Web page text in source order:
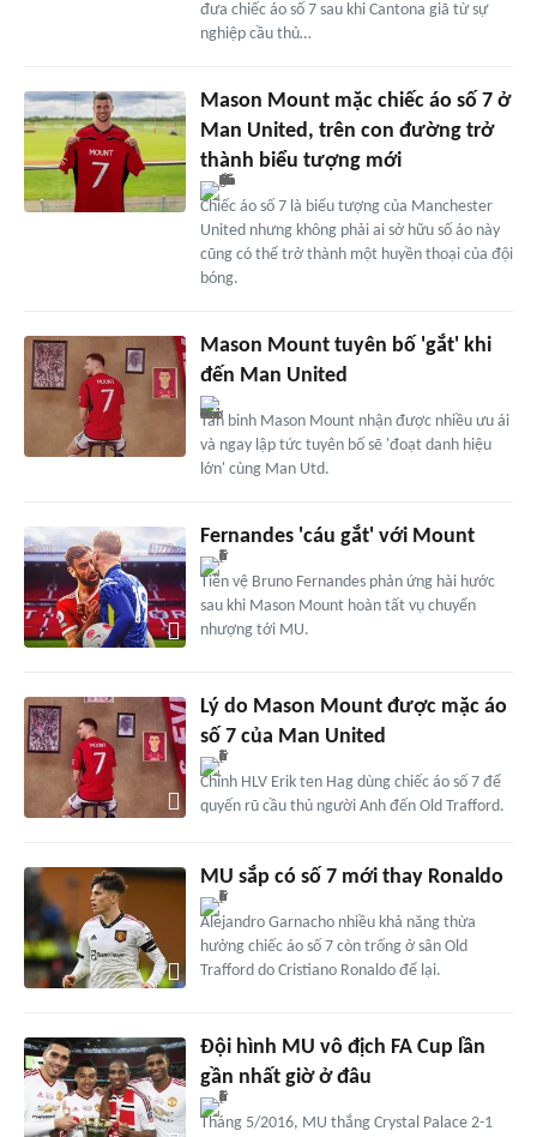
đưa chiếc áo số 7 sau khi Cantona giã từ sự
nghiệp cầu thủ…
Mason Mount mặc chiếc áo số 7 ở
Man United, trên con đường trở
thành biểu tượng mới
Chiếc áo số 7 là biểu tượng của Manchester
United nhưng không phải ai sở hữu số áo này
cũng có thể trở thành một huyền thoại của đội
bóng.
Mason Mount tuyên bố 'gắt' khi
đến Man United
Tân binh Mason Mount nhận được nhiều ưu ái
và ngay lập tức tuyên bố sẽ 'đoạt danh hiệu
lớn' cùng Man Utd.
Fernandes 'cáu gắt' với Mount
Tiền vệ Bruno Fernandes phản ứng hài hước
sau khi Mason Mount hoàn tất vụ chuyển
nhượng tới MU.
Lý do Mason Mount được mặc áo
số 7 của Man United
Chính HLV Erik ten Hag dùng chiếc áo số 7 để
quyến rũ cầu thủ người Anh đến Old Trafford.
MU sắp có số 7 mới thay Ronaldo
Alejandro Garnacho nhiều khả năng thừa
hưởng chiếc áo số 7 còn trống ở sân Old
Trafford do Cristiano Ronaldo để lại.
Đội hình MU vô địch FA Cup lần
gần nhất giờ ở đâu
Tháng 5/2016, MU thắng Crystal Palace 2-1